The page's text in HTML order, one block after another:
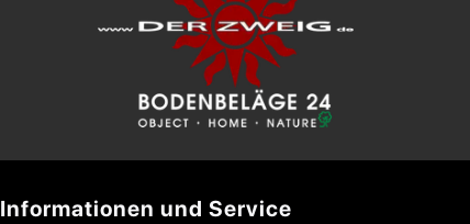
Informationen und Service